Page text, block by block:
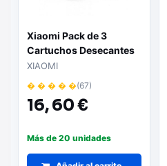
Xiaomi Pack de 3
Cartuchos Desecantes
de Alimentador
Automatico para
Animales Smart Pet
Food Feeder
XIAOMI
� � � � �(67)
16,60 €
Más de 20 unidades